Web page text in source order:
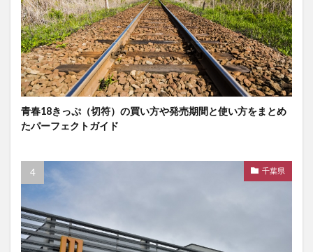
青春18きっぷ（切符）の買い方や発売期間と使い方をまとめ
たパーフェクトガイド
千葉県